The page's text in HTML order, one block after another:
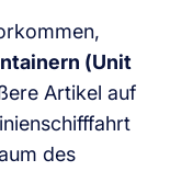
(Unit
Artikel auf
des